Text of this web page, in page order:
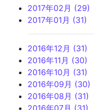
2017年02月 (29)
2017年01月 (31)
2016年12月 (31)
2016年11月 (30)
2016年10月 (31)
2016年09月 (30)
2016年08月 (31)
2016年07月 (31)